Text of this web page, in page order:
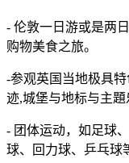
- 伦敦一日游或是两日
购物美食之旅。
-参观英国当地极具
迹,城堡与地标与主題
- 团体运动，如足球
球、回力球、乒乓球